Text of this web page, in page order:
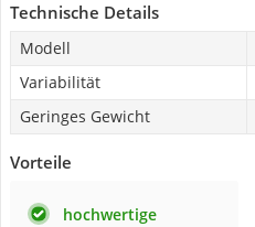
Technische Details
Modell
Variabilität
Geringes Gewicht
Vorteile
hochwertige